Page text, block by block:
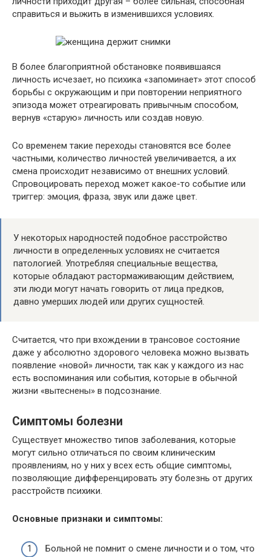
справиться и выжить в изменившихся условиях.
В более благоприятной обстановке появившаяся
личность исчезает, но психика «запоминает» этот способ
борьбы с окружающим и при повторении неприятного
эпизода может отреагировать привычным способом,
вернув «старую» личность или создав новую.
Со временем такие переходы становятся все более
частными, количество личностей увеличивается, а их
смена происходит независимо от внешних условий.
Спровоцировать переход может какое-то событие или
триггер: эмоция, фраза, звук или даже цвет.
У некоторых народностей подобное расстройство
личности в определенных условиях не считается
патологией. Употребляя специальные вещества,
которые обладают растормаживающим действием,
эти люди могут начать говорить от лица предков,
давно умерших людей или других сущностей.
Считается, что при вхождении в трансовое состояние
даже у абсолютно здорового человека можно вызвать
появление «новой» личности, так как у каждого из нас
есть воспоминания или события, которые в обычной
жизни «вытеснены» в подсознание.
Симптомы болезни
Существует множество типов заболевания, которые
могут сильно отличаться по своим клиническим
проявлениям, но у них у всех есть общие симптомы,
позволяющие дифференцировать эту болезнь от других
расстройств психики.
Основные признаки и симптомы:
Больной не помнит о смене личности и о том, что